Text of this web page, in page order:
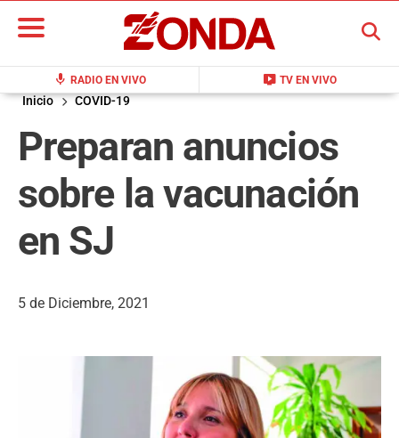
mic RADIO EN VIVO live_tv TV EN VIVO
BUSCAR
Inicio COVID-19
Preparan anuncios
sobre la vacunación
en SJ
5 de Diciembre, 2021